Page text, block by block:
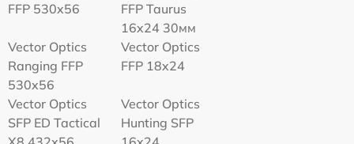
FFP 530x56
FFP Taurus
16x24 30мм
Vector Optics
Ranging FFP
530x56
Vector Optics
FFP 18x24
Vector Optics
SFP ED Tactical
Vector Optics
Hunting SFP